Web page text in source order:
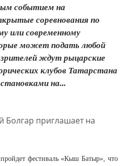
событием на
соревнования по
или современному
может подать любой
ждут рыцарские
клубов Татарстана
на...
фестиваль «Кыш Батыр», что